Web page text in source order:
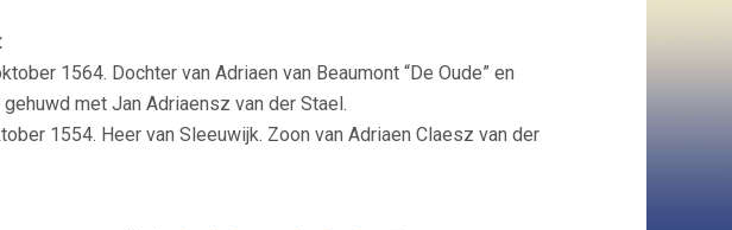
1564. Dochter van Adriaen van Beaumont “De Oude” en
met Jan Adriaensz van der Stael.
1554. Heer van Sleeuwijk. Zoon van Adriaen Claesz van der